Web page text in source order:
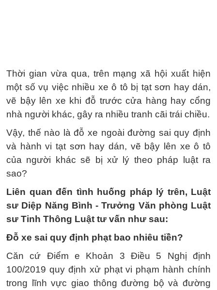
Thời gian vừa qua, trên mạng xã hội xuất hiện
một số vụ việc nhiều xe ô tô bị tạt sơn hay dán,
vẽ bậy lên xe khi đỗ trước cửa hàng hay cổng
nhà người khác, gây ra nhiều tranh cãi trái chiều.
Vậy, thế nào là đỗ xe ngoài đường sai quy định
và hành vi tạt sơn hay dán, vẽ bậy lên xe ô tô
của người khác sẽ bị xử lý theo pháp luật ra
sao?
Liên quan đến tình huống pháp lý trên, Luật
sư Diệp Năng Bình - Trưởng Văn phòng Luật
sư Tinh Thông Luật tư vấn như sau:
Đỗ xe sai quy định phạt bao nhiêu tiền?
Căn cứ Điểm e Khoản 3 Điều 5 Nghị định
100/2019 quy định xử phạt vi phạm hành chính
trong lĩnh vực giao thông đường bộ và đường